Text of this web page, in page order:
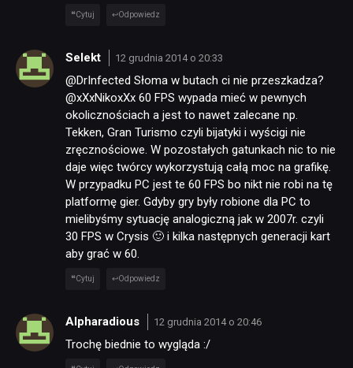
Cytuj Odpowiedz
Selekt 12 grudnia 2014 o 20:33
@DrInfected Słoma w butach ci nie przeszkadza?
@xXxNikoxXx 60 FPS wypada mieć w pewnych
okolicznościach a jest to nawet zalecane np.
Tekken, Gran Turismo czyli bijatyki i wyścigi nie
zręcznościowe. W pozostałych gatunkach nic to nie
daje więc twórcy wykorzystują całą moc na grafikę.
W przypadku PC jest te 60 FPS bo nikt nie robi na tę
platformę gier. Gdyby gry były robione dla PC to
mielibyśmy sytuację analogiczną jak w 2007r. czyli
30 FPS w Crysis 🙂 i kilka następnych generacji kart
aby grać w 60.
Cytuj Odpowiedz
Alpharadious 12 grudnia 2014 o 20:46
Trochę biednie to wygląda :/